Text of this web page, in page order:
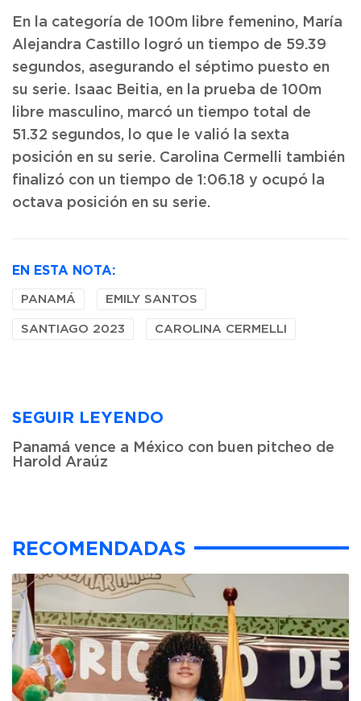
En la categoría de 100m libre femenino, María
Alejandra Castillo logró un tiempo de 59.39
segundos, asegurando el séptimo puesto en
su serie. Isaac Beitia, en la prueba de 100m
libre masculino, marcó un tiempo total de
51.32 segundos, lo que le valió la sexta
posición en su serie. Carolina Cermelli también
finalizó con un tiempo de 1:06.18 y ocupó la
octava posición en su serie.
EN ESTA NOTA:
PANAMÁ EMILY SANTOS
SANTIAGO 2023 CAROLINA CERMELLI
SEGUIR LEYENDO
Panamá vence a México con buen pitcheo de
Harold Araúz
RECOMENDADAS